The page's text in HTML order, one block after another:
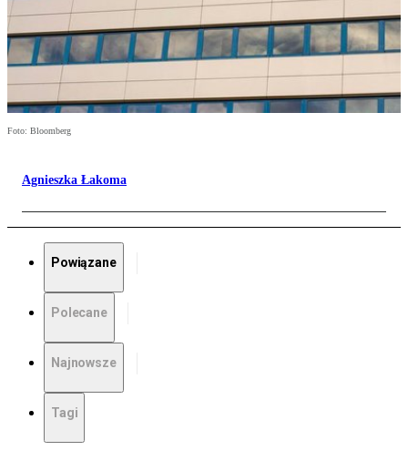
Foto: Bloomberg
Agnieszka Łakoma
Powiązane
Polecane
Najnowsze
Tagi